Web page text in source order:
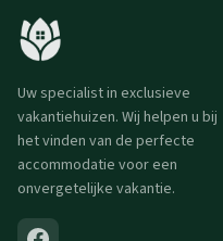
Uw specialist in exclusieve
vakantiehuizen. Wij helpen u bij
het vinden van de perfecte
accommodatie voor een
onvergetelijke vakantie.